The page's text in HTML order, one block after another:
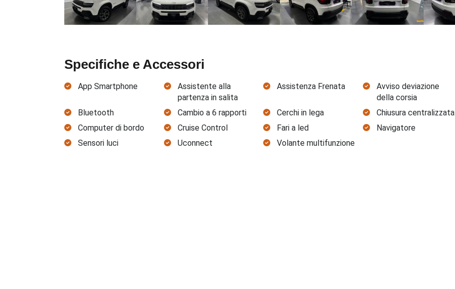
Specifiche e Accessori
App Smartphone
Assistente alla
partenza in salita
Assistenza Frenata
Avviso deviazione
della corsia
Bluetooth
Cambio a 6 rapporti Cerchi in lega
Chiusura centralizzata
Computer di bordo
Cruise Control Fari a led
Navigatore
Sensori luci
Uconnect Volante multifunzione